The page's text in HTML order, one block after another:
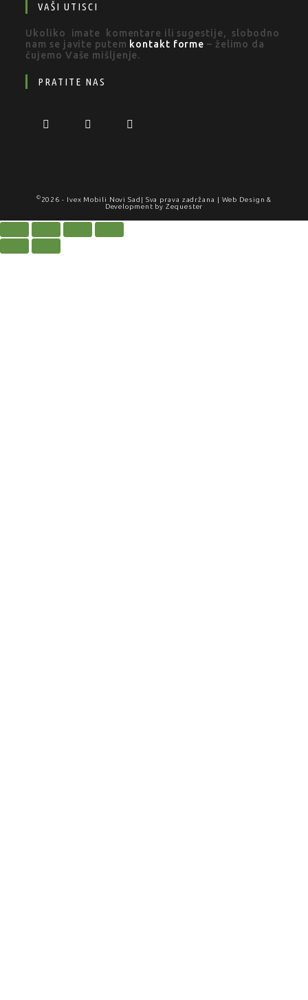
VAŠI UTISCI
Ukoliko imate komentare ili sugestije, slobodno
nam se javite putem kontakt forme – želimo da
čujemo Vaše mišljenje.
PRATITE NAS
© 2026 - Ivex Mobili Novi Sad | Sva prava zadržana | Web Design &
Development byZequester